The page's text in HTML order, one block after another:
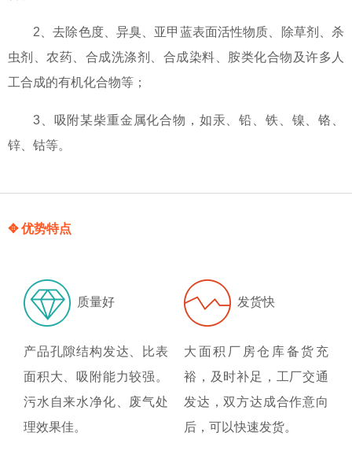
2、去除色度、异臭、亚甲蓝表面活性物质、除草剂、杀
虫剂、农药、合成洗涤剂、合成染料、胺类化合物及许多人
工合成的有机化合物等；
3、吸附某柴重金属化合物，如汞、铅、铁、镍、铬、
锌、钴等。
✥ 优势特点
质量好
产品孔隙结构发达、比表
面积大、吸附能力较强。
污水自来水净化、废气处
理效果佳。
发货快
大面积厂房仓库备货充
裕，及时补足，工厂交通
发达，双方达成合作意向
后，可以快速发货。